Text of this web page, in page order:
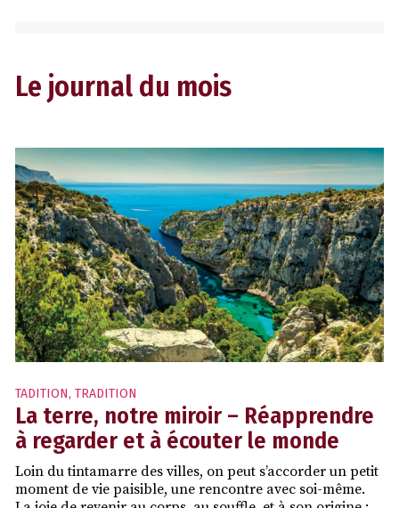
Le journal du mois
TADITION, TRADITION
La terre, notre miroir – Réapprendre
à regarder et à écouter le monde
Loin du tintamarre des villes, on peut s’accorder un petit
moment de vie paisible, une rencontre avec soi-même.